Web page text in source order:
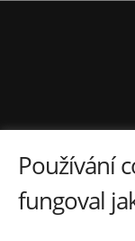
Používání
fungoval